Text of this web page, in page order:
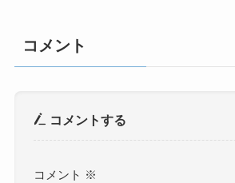
コメント
コメントする
コメント ※